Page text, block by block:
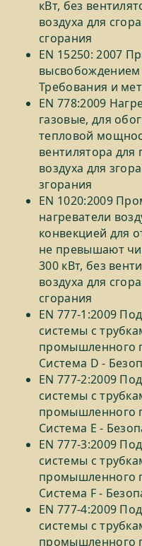
кВт, без
воздуха для
сгорания
EN 15250: 2007
высвобождением
Требования и
EN 778:2009
газовые, для
тепловой
вентилятора для
воздуха для
згорания
EN 1020:2009
нагреватели
конвекцией для
не превышают
300 кВт, без
воздуха для
сгорания
EN 777-1:2009
системы с
промышленного
Система D -
EN 777-2:2009
системы с
промышленного
Система Е -
EN 777-3:2009
системы с
промышленного
Система F -
EN 777-4:2009
системы с
промышленного